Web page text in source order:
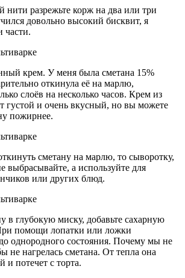
разрежьте корж на два или три
довольно высокий бисквит, я
части.
крем. У меня была сметана 15%
откинула её на марлю,
слоёв на несколько часов. Крем из
густой и очень вкусный, но вы можете
пожирнее.
сметану на марлю, то сыворотку,
выбрасывайте, а используйте для
или других блюд.
в глубокую миску, добавьте сахарную
помощи лопатки или ложки
однородного состояния. Почему мы не
не нагрелась сметана. От тепла она
и потечет с торта.